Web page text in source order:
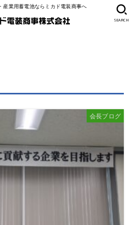
産業用蓄電池ならミカド電装商事へ
SEARCH
会長ブログ